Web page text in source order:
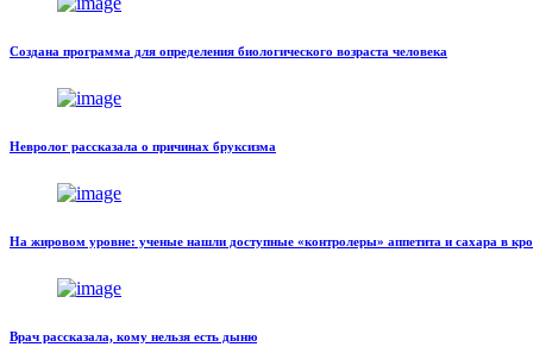
Создана программа для определения биологического возраста человека
Невролог рассказала о причинах бруксизма
На жировом уровне: ученые нашли доступные «контролеры» аппетита и сахара в
Врач рассказала, кому нельзя есть дыню